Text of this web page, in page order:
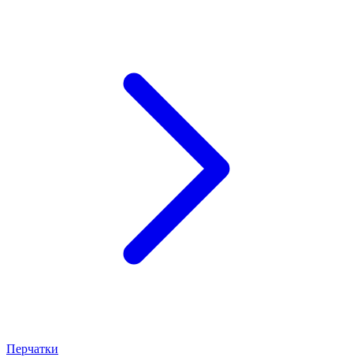
Перчатки